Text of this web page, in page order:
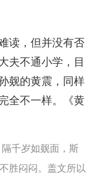
读，但并没有否
夫不通小学，目
觌的黄震，同样
全不一样。《黄
千岁如觌面，斯
胜闷闷。盖文所以